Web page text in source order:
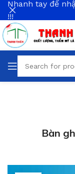
Bàn
Nhanh tay để
!!!